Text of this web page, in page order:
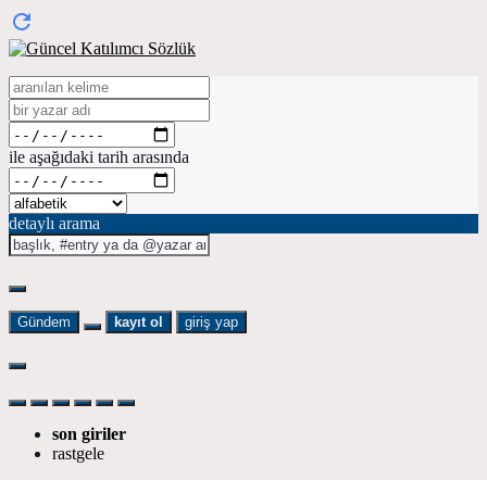
ile aşağıdaki tarih arasında
detaylı arama
Gündem kayıt ol giriş yap
son giriler
rastgele